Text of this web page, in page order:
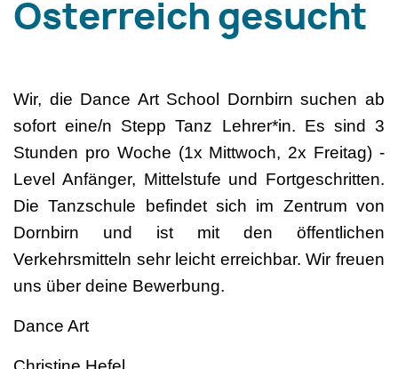
Österreich gesucht
Wir, die Dance Art School Dornbirn suchen ab
sofort eine/n Stepp Tanz Lehrer*in. Es sind 3
Stunden pro Woche (1x Mittwoch, 2x Freitag) -
Level Anfänger, Mittelstufe und Fortgeschritten.
Die Tanzschule befindet sich im Zentrum von
Dornbirn und ist mit den öffentlichen
Verkehrsmitteln sehr leicht erreichbar. Wir freuen
uns über deine Bewerbung.
Dance Art